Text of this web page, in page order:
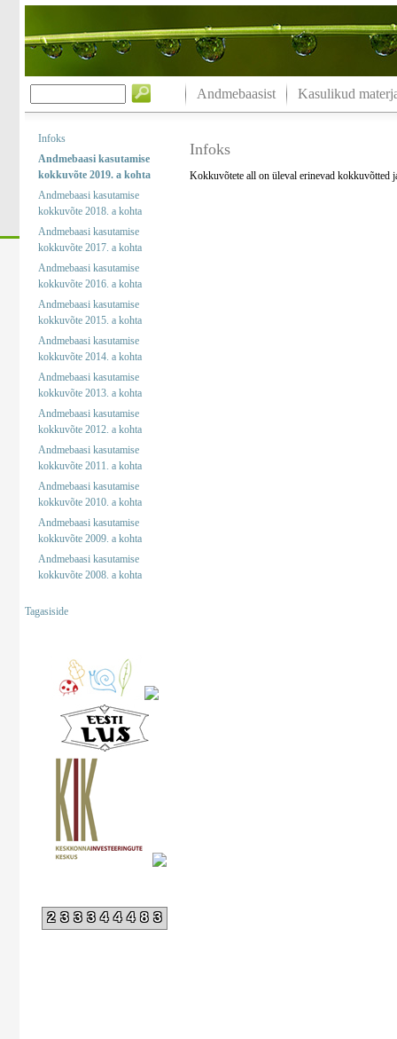
Andmebaasist Kasulikud
Infoks
Andmebaasi kasutamise
kokkuvõte 2019. a kohta
Andmebaasi kasutamise
kokkuvõte 2018. a kohta
Andmebaasi kasutamise
kokkuvõte 2017. a kohta
Andmebaasi kasutamise
kokkuvõte 2016. a kohta
Andmebaasi kasutamise
kokkuvõte 2015. a kohta
Andmebaasi kasutamise
kokkuvõte 2014. a kohta
Andmebaasi kasutamise
kokkuvõte 2013. a kohta
Andmebaasi kasutamise
kokkuvõte 2012. a kohta
Andmebaasi kasutamise
kokkuvõte 2011. a kohta
Andmebaasi kasutamise
kokkuvõte 2010. a kohta
Andmebaasi kasutamise
kokkuvõte 2009. a kohta
Andmebaasi kasutamise
kokkuvõte 2008. a kohta
Tagasiside
233344483
Infoks
Kokkuvõtete all on üleval erinevad kokkuvõtted